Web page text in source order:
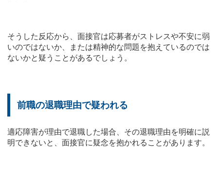
そうした反応から、面接官は応募者がストレスや不安に弱
いのではないか、または精神的な問題を抱えているのでは
ないかと疑うことがあるでしょう。
前職の退職理由で疑われる
適応障害が理由で退職した場合、その退職理由を明確に説
明できないと、面接官に疑念を抱かれることがあります。